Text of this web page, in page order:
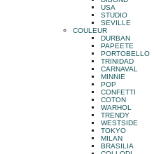
USA
STUDIO
SEVILLE
COULEUR
DURBAN
PAPEETE
PORTOBELLO
TRINIDAD
CARNAVAL
MINNIE
POP
CONFETTI
COTON
WARHOL
TRENDY
WESTSIDE
TOKYO
MILAN
BRASILIA